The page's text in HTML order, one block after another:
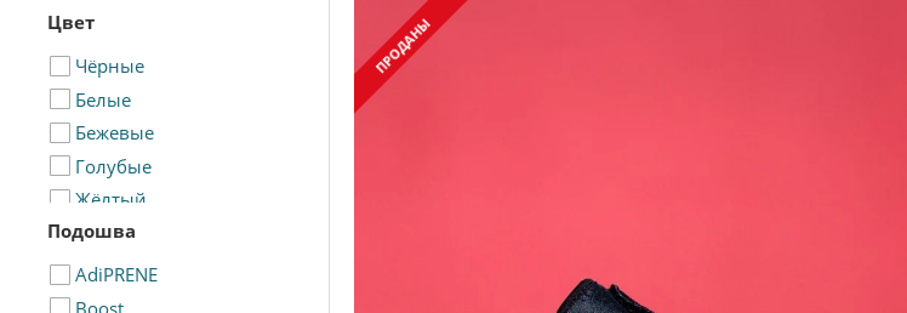
Нейлон
Сетка
Специальный состав
Ткань
ЭКО Кожа
Цвет
Чёрные
Белые
Бежевые
Голубые
Жёлтый
Зелёные
Камуфляжные
Коричневые
Подошва
AdiPRENE
Boost
ПРОДАНЫ